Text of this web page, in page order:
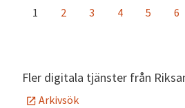
1 2 3 4 5 6
Fler digitala tjänster från
Arkivsök